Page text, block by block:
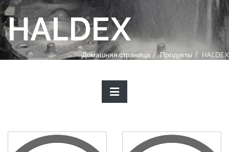
HALDEX
Домашняя страница Продукты HALDEX